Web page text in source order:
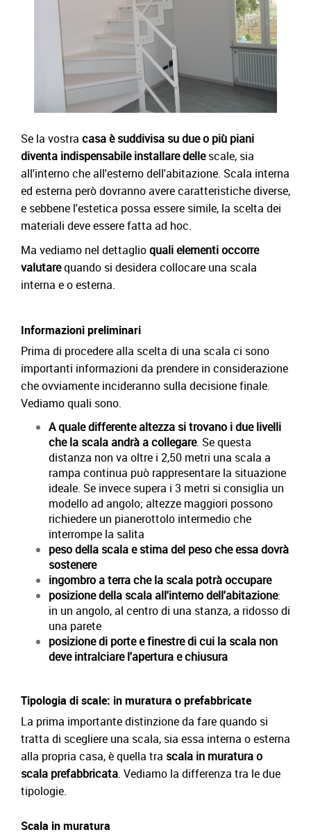
Se la vostra casa è suddivisa su due o più piani
diventa indispensabile installare delle scale, sia
all'interno che all'esterno dell'abitazione. Scala interna
ed esterna però dovranno avere caratteristiche diverse,
e sebbene l'estetica possa essere simile, la scelta dei
materiali deve essere fatta ad hoc.
Ma vediamo nel dettaglioquali elementi occorre
valutarequando si desidera collocare una scala
interna e o esterna.
Informazioni preliminari
Prima di procedere alla scelta di una scala ci sono
importanti informazioni da prendere in considerazione
che ovviamente incideranno sulla decisione finale.
Vediamo quali sono.
A quale differente altezza si trovano i due livelli
che la scala andrà a collegare. Se questa
distanza non va oltre i 2,50 metri una scala a
rampa continua può rappresentare la situazione
ideale. Se invece supera i 3 metri si consiglia un
modello ad angolo; altezze maggiori possono
richiedere un pianerottolo intermedio che
interrompe la salita
peso della scala e stima del peso che essa dovrà
sostenere
ingombro a terra che la scala potrà occupare
posizione della scala all'interno dell'abitazione:
in un angolo, al centro di una stanza, a ridosso di
una parete
posizione di porte e finestre di cui la scala non
deve intralciare l'apertura e chiusura
Tipologia di scale: in muratura o prefabbricate
La prima importante distinzione da fare quando si
tratta di scegliere una scala, sia essa interna o esterna
alla propria casa, è quella tra scala in muratura o
scala prefabbricata. Vediamo la differenza tra le due
tipologie.
Scala in muratura